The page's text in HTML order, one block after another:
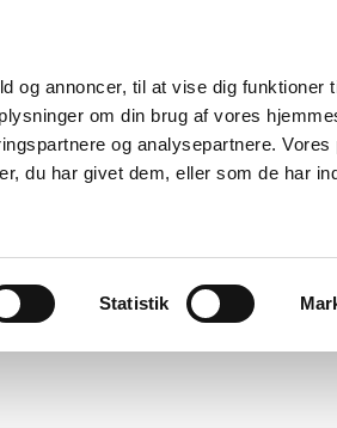
og annoncer, til at vise dig funktioner
om din brug af vores
og analysepartnere. Vores
du har givet dem, eller som de har
Statistik
Nyheder Om os
Tilskud og
Apoteker og salg af